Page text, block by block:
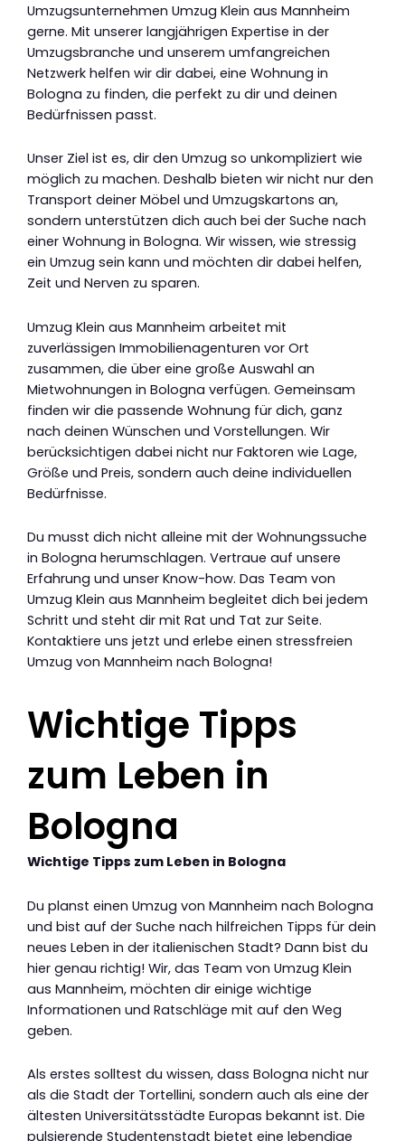
Umzugsunternehmen Umzug Klein aus Mannheim
gerne. Mit unserer langjährigen Expertise in der
Umzugsbranche und unserem umfangreichen
Netzwerk helfen wir dir dabei, eine Wohnung in
Bologna zu finden, die perfekt zu dir und deinen
Bedürfnissen passt.
Unser Ziel ist es, dir den Umzug so unkompliziert wie
möglich zu machen. Deshalb bieten wir nicht nur den
Transport deiner Möbel und Umzugskartons an,
sondern unterstützen dich auch bei der Suche nach
einer Wohnung in Bologna. Wir wissen, wie stressig
ein Umzug sein kann und möchten dir dabei helfen,
Zeit und Nerven zu sparen.
Umzug Klein aus Mannheim arbeitet mit
zuverlässigen Immobilienagenturen vor Ort
zusammen, die über eine große Auswahl an
Mietwohnungen in Bologna verfügen. Gemeinsam
finden wir die passende Wohnung für dich, ganz
nach deinen Wünschen und Vorstellungen. Wir
berücksichtigen dabei nicht nur Faktoren wie Lage,
Größe und Preis, sondern auch deine individuellen
Bedürfnisse.
Du musst dich nicht alleine mit der Wohnungssuche
in Bologna herumschlagen. Vertraue auf unsere
Erfahrung und unser Know-how. Das Team von
Umzug Klein aus Mannheim begleitet dich bei jedem
Schritt und steht dir mit Rat und Tat zur Seite.
Kontaktiere uns jetzt und erlebe einen stressfreien
Umzug von Mannheim nach Bologna!
Wichtige Tipps
zum Leben in
Bologna
Wichtige Tipps zum Leben in Bologna
Du planst einen Umzug von Mannheim nach Bologna
und bist auf der Suche nach hilfreichen Tipps für dein
neues Leben in der italienischen Stadt? Dann bist du
hier genau richtig! Wir, das Team von Umzug Klein
aus Mannheim, möchten dir einige wichtige
Informationen und Ratschläge mit auf den Weg
geben.
Als erstes solltest du wissen, dass Bologna nicht nur
als die Stadt der Tortellini, sondern auch als eine der
ältesten Universitätsstädte Europas bekannt ist. Die
pulsierende Studentenstadt bietet eine lebendige